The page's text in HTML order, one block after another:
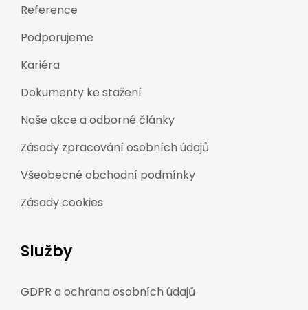
Reference
Podporujeme
Kariéra
Dokumenty ke stažení
Naše akce a odborné články
Zásady zpracování osobních údajů
Všeobecné obchodní podmínky
Zásady cookies
Služby
GDPR a ochrana osobních údajů